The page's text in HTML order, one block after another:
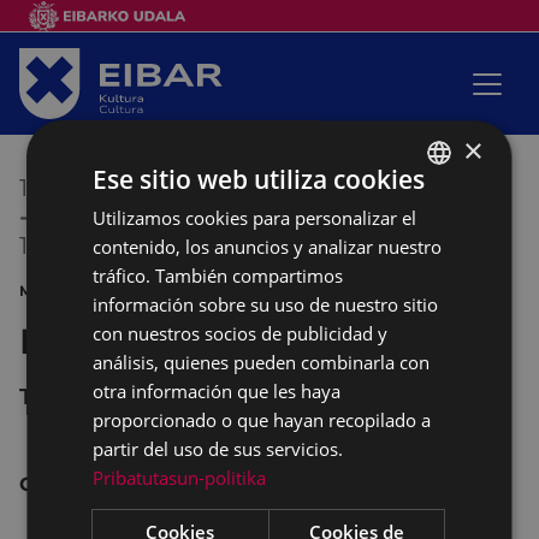
13/07/2018 23:00
-
14/07/201800:00
MÚSICA CONCIERTO
Banda de Música Cielito
Toribio Etxeberria kalea
C oncierto nocturno .
BASQUE
SPANISH
×
Ese sitio web utiliza cookies
Utilizamos cookies para personalizar el
contenido, los anuncios y analizar nuestro
tráfico. También compartimos
información sobre su uso de nuestro sitio
con nuestros socios de publicidad y
análisis, quienes pueden combinarla con
otra información que les haya
proporcionado o que hayan recopilado a
partir del uso de sus servicios.
Pribatutasun-politika
Cookies
Cookies de